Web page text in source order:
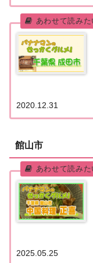
2020.12.31
館山市
2025.05.25